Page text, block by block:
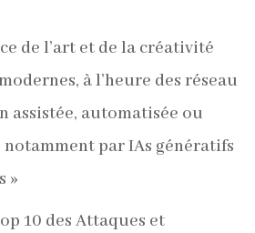
de l’art et de la créativité
à l’heure des réseau
assistée, automatisée ou
par IAs génératifs
»
10 des Attaques et